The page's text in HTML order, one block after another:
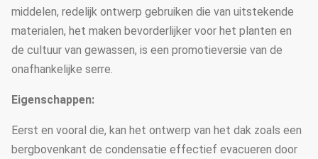
middelen, redelijk ontwerp gebruiken die van uitstekende
materialen, het maken bevorderlijker voor het planten en
de cultuur van gewassen, is een promotieversie van de
onafhankelijke serre.
Eigenschappen:
Eerst en vooral die, kan het ontwerp van het dak zoals een
bergbovenkant de condensatie effectief evacueren door